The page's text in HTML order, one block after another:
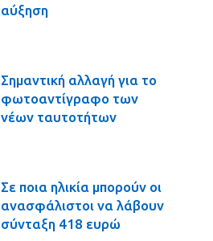
αύξηση
Σημαντική αλλαγή για το
φωτοαντίγραφο των
νέων ταυτοτήτων
Σε ποια ηλικία μπορούν οι
ανασφάλιστοι να λάβουν
σύνταξη 418 ευρώ